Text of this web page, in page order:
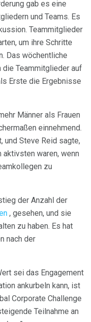
gab es eine
und Teams. Es
Teammitglieder
um ihre Schritte
Das wöchentliche
die Teammitglieder auf
Erste die Ergebnisse
Männer als Frauen
einnehmend.
und Steve Reid sagte,
aktivsten waren, wenn
zu
der Anzahl der
, gesehen, und sie
zu haben. Es hat
nach der
sei das Engagement
ankurbeln kann, ist
Corporate Challenge
Teilnahme an